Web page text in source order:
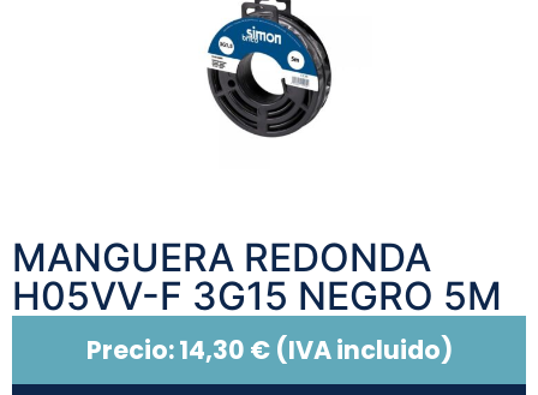
MANGUERA REDONDA
H05VV-F 3G15 NEGRO 5M
Precio:14,30 €(IVA incluido)